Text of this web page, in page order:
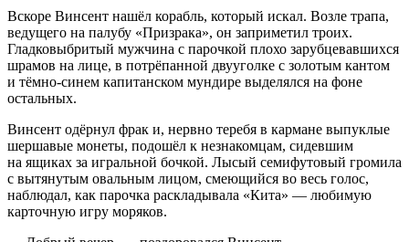
Вскоре Винсент нашёл корабль, который искал. Возле трапа,
ведущего на палубу «Призрака», он заприметил троих.
Гладковыбритый мужчина с парочкой плохо зарубцевавшихся
шрамов на лице, в потрёпанной двууголке с золотым кантом
и тёмно-синем капитанском мундире выделялся на фоне
остальных.
Винсент одёрнул фрак и, нервно теребя в кармане выпуклые
шершавые монеты, подошёл к незнакомцам, сидевшим
на ящиках за игральной бочкой. Лысый семифутовый громила
с вытянутым овальным лицом, смеющийся во весь голос,
наблюдал, как парочка раскладывала «Кита» — любимую
карточную игру моряков.